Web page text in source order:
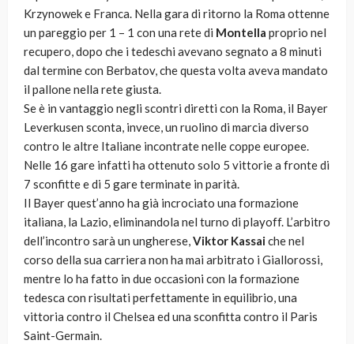
Krzynowek e Franca. Nella gara di ritorno la Roma ottenne
un pareggio per 1 – 1 con una rete di Montella proprio nel
recupero, dopo che i tedeschi avevano segnato a 8 minuti
dal termine con Berbatov, che questa volta aveva mandato
il pallone nella rete giusta.
Se è in vantaggio negli scontri diretti con la Roma, il Bayer
Leverkusen sconta, invece, un ruolino di marcia diverso
contro le altre Italiane incontrate nelle coppe europee.
Nelle 16 gare infatti ha ottenuto solo 5 vittorie a fronte di
7 sconfitte e di 5 gare terminate in parità.
Il Bayer quest’anno ha già incrociato una formazione
italiana, la Lazio, eliminandola nel turno di playoff. L’arbitro
dell’incontro sarà un ungherese,Viktor Kassaiche nel
corso della sua carriera non ha mai arbitrato i Giallorossi,
mentre lo ha fatto in due occasioni con la formazione
tedesca con risultati perfettamente in equilibrio, una
vittoria contro il Chelsea ed una sconfitta contro il Paris
Saint-Germain.